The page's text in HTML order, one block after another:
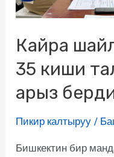
Кайра
35 киши
арыз
Пикир калтыруу /
Бишкектин бир